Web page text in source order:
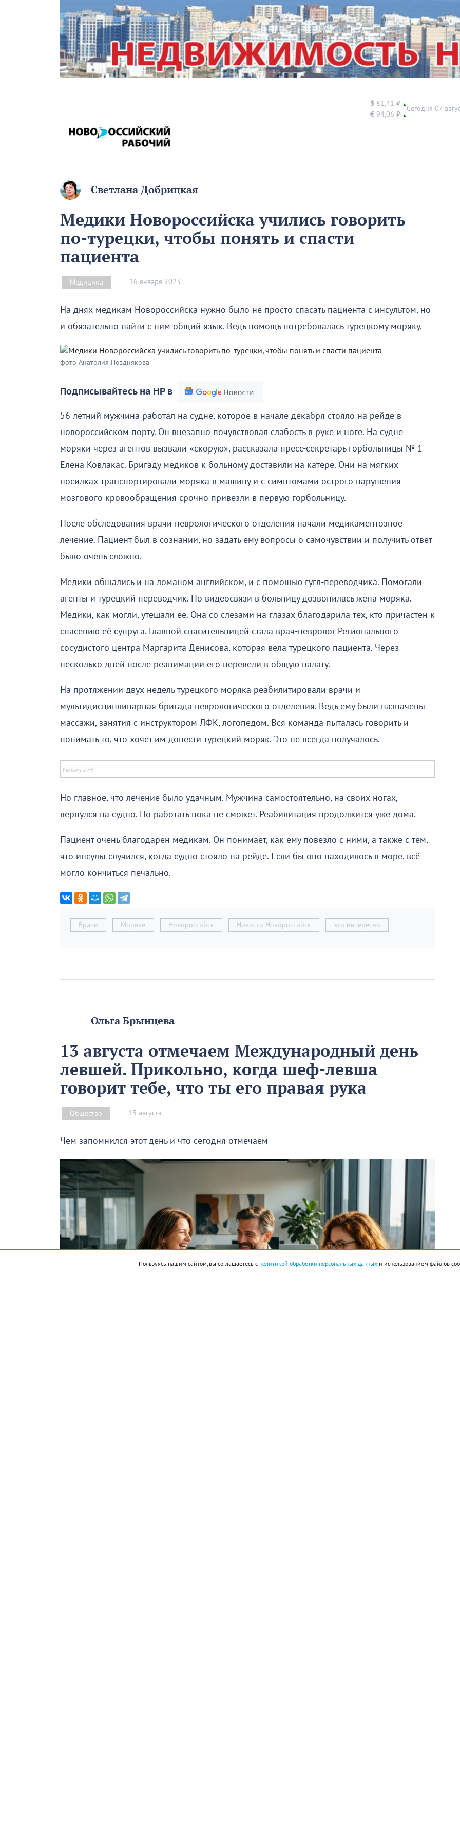
$ 81,41 ₽ ▲
€ 94,06 ₽ ▲
Сегодня 07
Светлана Добрицкая
Медики Новороссийска учились говорить
по-турецки, чтобы понять и спасти
пациента
Медицина 16 января 2023
На днях медикам Новороссийска нужно было не просто спасать пациента с инсультом, но
и обязательно найти с ним общий язык. Ведь помощь потребовалась турецкому моряку.
фото Анатолия Позднякова
Подписывайтесь на НР в
56-летний мужчина работал на судне, которое в начале декабря стояло на рейде в
новороссийском порту. Он внезапно почувствовал слабость в руке и ноге. На судне
моряки через агентов вызвали «скорую», рассказала пресс-секретарь горбольницы № 1
Елена Ковлакас. Бригаду медиков к больному доставили на катере. Они на мягких
носилках транспортировали моряка в машину и с симптомами острого нарушения
мозгового кровообращения срочно привезли в первую горбольницу.
После обследования врачи неврологического отделения начали медикаментозное
лечение. Пациент был в сознании, но задать ему вопросы о самочувствии и получить ответ
было очень сложно.
Медики общались и на ломаном английском, и с помощью гугл-переводчика. Помогали
агенты и турецкий переводчик. По видеосвязи в больницу дозвонилась жена моряка.
Медики, как могли, утешали её. Она со слезами на глазах благодарила тех, кто причастен к
спасению её супруга. Главной спасительницей стала врач-невролог Регионального
сосудистого центра Маргарита Денисова, которая вела турецкого пациента. Через
несколько дней после реанимации его перевели в общую палату.
На протяжении двух недель турецкого моряка реабилитировали врачи и
мультидисциплинарная бригада неврологического отделения. Ведь ему были назначены
массажи, занятия с инструктором ЛФК, логопедом. Вся команда пыталась говорить и
понимать то, что хочет им донести турецкий моряк. Это не всегда получалось.
Но главное, что лечение было удачным. Мужчина самостоятельно, на своих ногах,
вернулся на судно. Но работать пока не сможет. Реабилитация продолжится уже дома.
Пациент очень благодарен медикам. Он понимает, как ему повезло с ними, а также с тем,
что инсульт случился, когда судно стояло на рейде. Если бы оно находилось в море, всё
могло кончиться печально.
Врачи Моряки Новороссийск Новости Новороссийск это интересно
Ольга Брынцева
13 августа отмечаем Международный день
левшей. Прикольно, когда шеф-левша
говорит тебе, что ты его правая рука
Общество 13 августа
Чем запомнился этот день и что сегодня отмечаем
Пользуясь нашим сайтом, вы соглашаетесь с политикой обработки персональных данныхи использованием файлов